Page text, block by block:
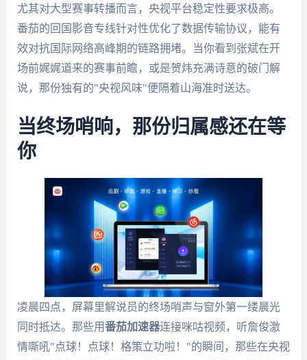
尤其对大型赛事转播而言，央视平台稳定性要求极高。
番茄的回国影音专线针对性优化了数据传输协议，能有
效对抗国际网络高峰期的链路拥堵。当你看到张斌在开
场前娓娓道来的赛事前瞻，或是贺炜充满诗意的破门解
说，那份独有的"央视风味"便隔着山海准时送达。
当终场哨响，那份归属感还在等
你
凌晨四点，屏幕里解说员的终场哨声与窗外第一缕晨光
同时抵达。那些用番茄加速器连接咪咕视频，听詹俊激
情嘶吼"点球！点球！格策立功啦！"的瞬间，那些在央视